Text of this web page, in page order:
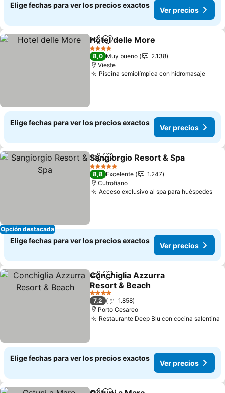
Elige fechas para ver los precios exactos
Ver precios
CompartirAgregar a favoritos
Hotel delle More
4 Estrellas
8,0 Muy bueno
2.138
Vieste
Piscina semiolímpica con hidromasaje
Elige fechas para ver los precios exactos
Ver precios
Opción destacada
CompartirAgregar a favoritos
Sangiorgio Resort & Spa
5 Estrellas
8,8 Excelente
1.247
Cutrofiano
Acceso exclusivo al spa para huéspedes
Elige fechas para ver los precios exactos
Ver precios
CompartirAgregar a favoritos
Conchiglia Azzurra
Resort & Beach
4 Estrellas
7,2
1.858
Porto Cesareo
Restaurante Deep Blu con cocina salentina
Elige fechas para ver los precios exactos
Ver precios